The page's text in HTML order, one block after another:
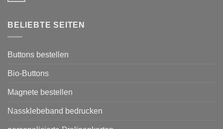
für
BELIEBTE SEITEN
Buttons bestellen
Bio-Buttons
Magnete bestellen
Nassklebeband bedrucken